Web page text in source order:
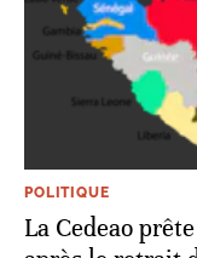
POLITIQUE
La Cedeao